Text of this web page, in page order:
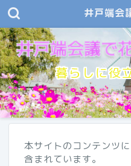
井戸端会
暮らしに役
本サイトのコンテンツ
含まれています。